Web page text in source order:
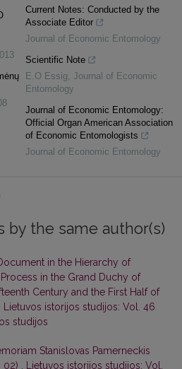
Current Notes: Conducted by the
Associate Editor
Journal of Economic Entomology
Scientific Note
E.O Essig Journal of Economic
Entomology
Journal of Economic Entomology:
Official Organ American Association
of Economic Entomologists
Journal of Economic Entomology
by the same author(s)
in the Hierarchy of
in the Grand Duchy of
Century and the First Half of
Lietuvos istorijos studijos: Vol. 46
studijos
Stanislovas Pamerneckis
02)
Lietuvos istorijos studijos: Vol.